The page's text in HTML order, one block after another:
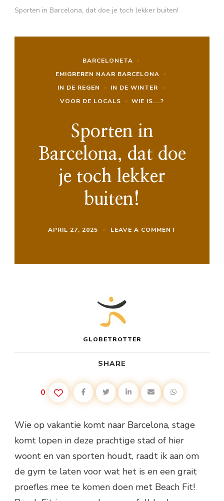
Sporten in Barcelona, dat doe je toch lekker buiten!
BARCELONETA
EMIGREREN NAAR BARCELONA
IN DE REGEN
IN DE WINTER
VOOR DE LOCALS
WIE IS....?
Sporten in
Barcelona, dat doe
je toch lekker
buiten!
APRIL 27, 2025 LEAVE A COMMENT
DAT
GLOBETROTTER
SHARE
0
Wie op vakantie komt naar Barcelona, stage
komt lopen in deze prachtige stad of hier
woont en van sporten houdt, raadt ik aan om
de gym te laten voor wat het is en een grait
proefles mee te komen doen met Beach Fit!